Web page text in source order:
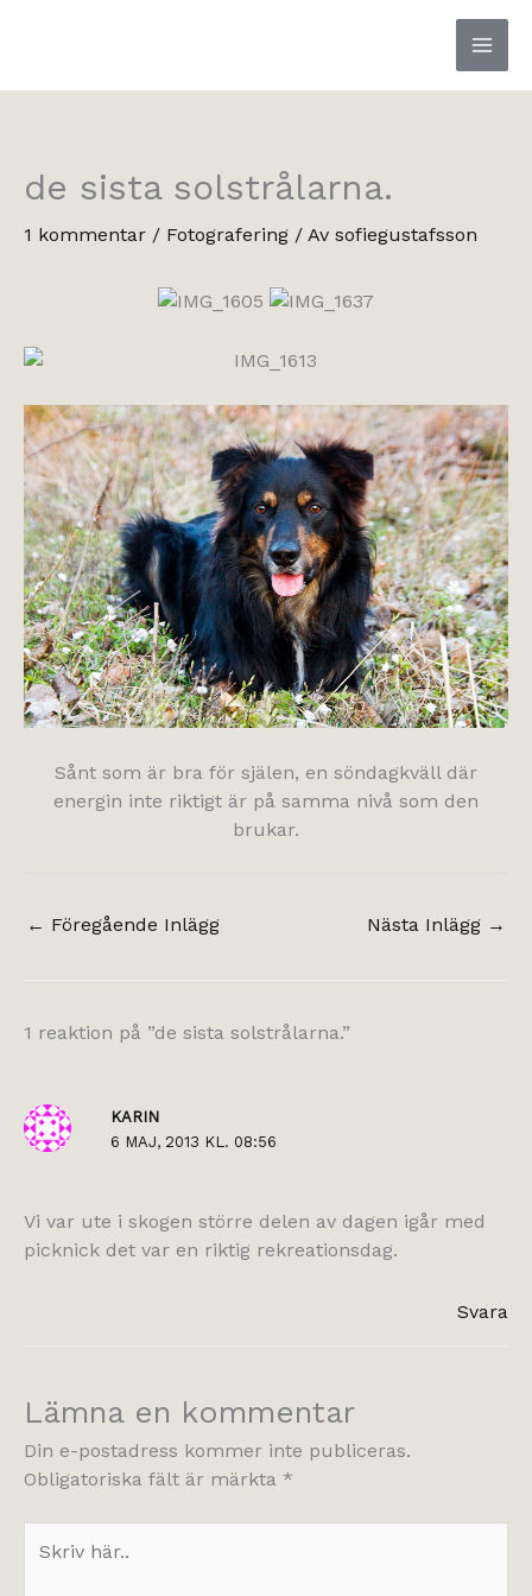
de sista solstrålarna.
1 kommentar / Fotografering / Av sofiegustafsson
Sånt som är bra för själen, en söndagkväll där
energin inte riktigt är på samma nivå som den
brukar.
← Föregående Inlägg Nästa Inlägg →
1 reaktion på ”de sista solstrålarna.”
KARIN
6 MAJ, 2013 KL. 08:56
Vi var ute i skogen större delen av dagen igår med
picknick det var en riktig rekreationsdag.
Svara
Lämna en kommentar
Din e-postadress kommer inte publiceras.
Obligatoriska fält är märkta *
här..